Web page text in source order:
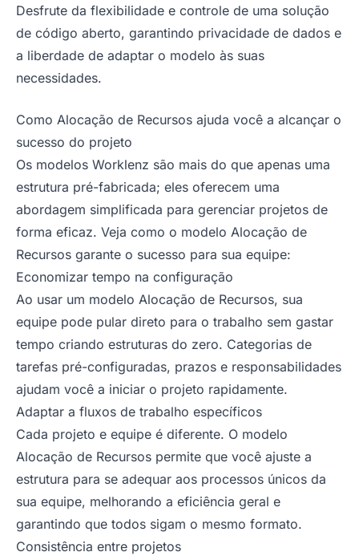
Desfrute da flexibilidade e controle de uma solução
de código aberto, garantindo privacidade de dados e
a liberdade de adaptar o modelo às suas
necessidades.
Como Alocação de Recursos ajuda você a alcançar o
sucesso do projeto
Os modelos Worklenz são mais do que apenas uma
estrutura pré-fabricada; eles oferecem uma
abordagem simplificada para gerenciar projetos de
forma eficaz. Veja como o modelo Alocação de
Recursos garante o sucesso para sua equipe:
Economizar tempo na configuração
Ao usar um modelo Alocação de Recursos, sua
equipe pode pular direto para o trabalho sem gastar
tempo criando estruturas do zero. Categorias de
tarefas pré-configuradas, prazos e responsabilidades
ajudam você a iniciar o projeto rapidamente.
Adaptar a fluxos de trabalho específicos
Cada projeto e equipe é diferente. O modelo
Alocação de Recursos permite que você ajuste a
estrutura para se adequar aos processos únicos da
sua equipe, melhorando a eficiência geral e
garantindo que todos sigam o mesmo formato.
Consistência entre projetos